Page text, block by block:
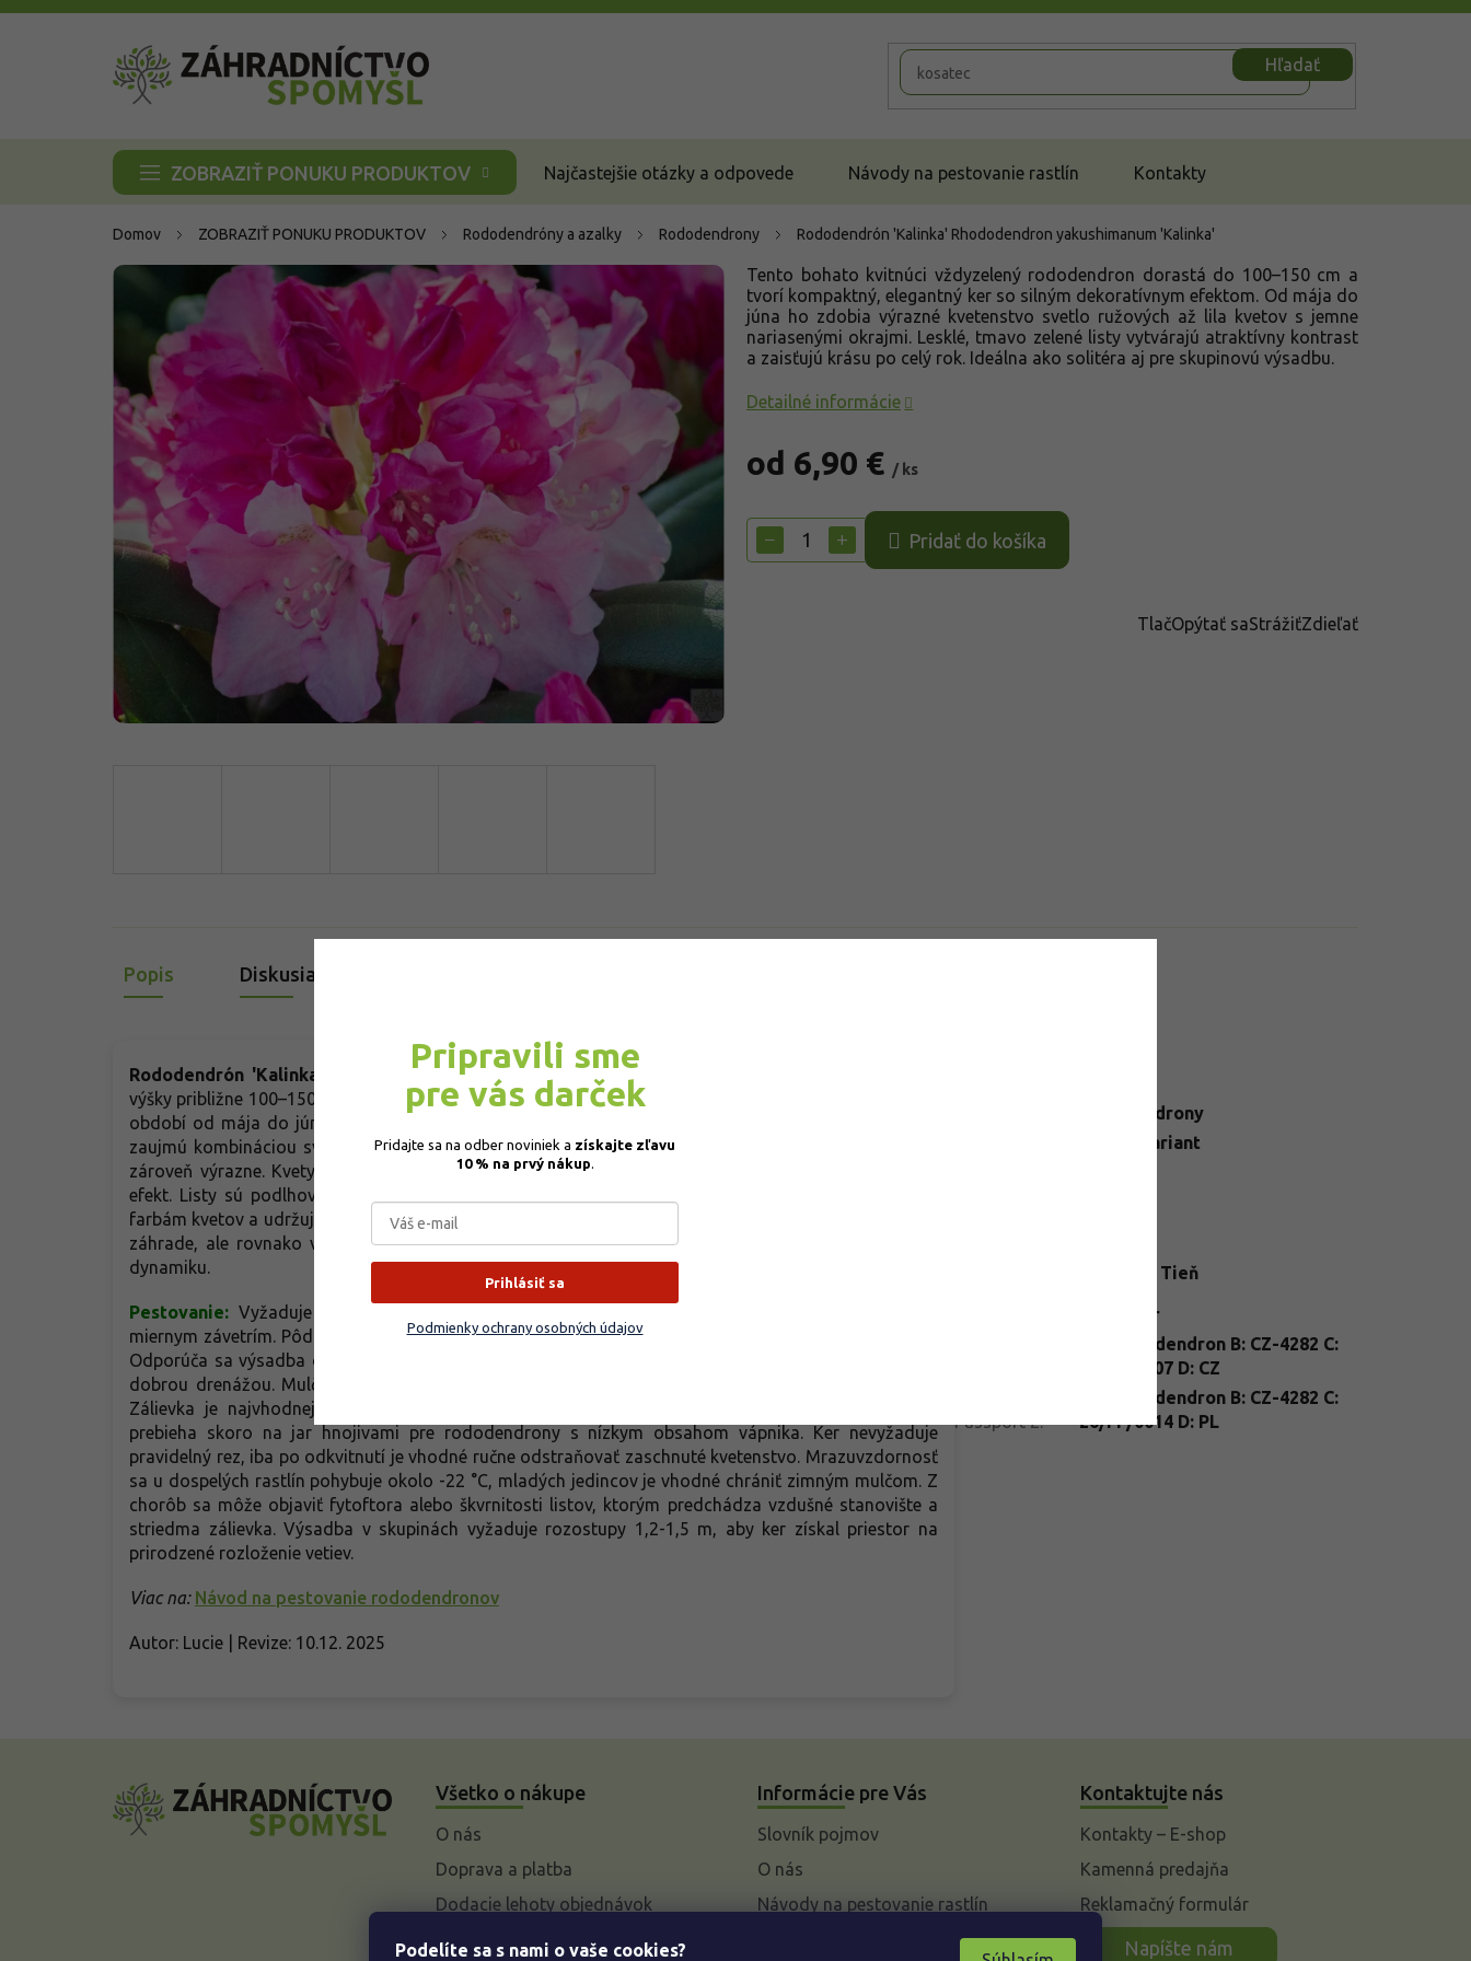
Podelíte sa s nami o vaše cookies?
Prejsť
Hľadať
ZOBRAZIŤ PONUKU PRODUKTOV Najčastejšie otázky a odpovede Návody na pestovanie rastlín Kontakty
Domov ZOBRAZIŤ PONUKU PRODUKTOV Rododendróny a azalky Rododendrony Rododendrón 'Kalinka' Rhododendron yakushimanum 'Kalinka'
od 6,90 € / ks
cena:
+
− Pridať do košíka
Tento bohato kvitnúci vždyzelený rododendron dorastá do 100–150 cm a
tvorí kompaktný, elegantný ker so silným dekoratívnym efektom. Od mája do
júna ho zdobia výrazné kvetenstvo svetlo ružových až lila kvetov s jemne
nariasenými okrajmi. Lesklé, tmavo zelené listy vytvárajú atraktívny kontrast
a zaisťujú krásu po celý rok. Ideálna ako solitéra aj pre skupinovú výsadbu.
Detailné informácie
TlačOpýtať saStrážiťZdieľať
Popis Diskusia
Rododendrón 'Kalinka'
bohato kvitnúci kultivar vždyzeleného rododendronu, ktorý dorastá do
výšky približne 100–150 cm a pri mierne väčšej šírke vytvára kompaktný, nižší ker s pevným hábitom. V
období od mája do júna sa ker zdobí nápadnými, po okrajoch elegantne nariasenými kvetmi, ktoré
zaujmú kombináciou svetlo ružového odtieňa a sýtejších lila tónov vďaka čomu pôsobia jemne, ale
zároveň výrazne. Kvety sa objavujú v bohatých kvetenstvách a dodávajú rastline silný dekoratívny
efekt. Listy sú podlhovasté, kožovité, tmavo zelené a lesklé, takže poskytujú atraktívny kontrast k
farbám kvetov a udržujú ker efektné aj mimo doby kvetu. Veľmi dobre plnia úlohu solitéry v akejkoľvek
záhrade, ale rovnako vhodný je aj pre skupinovú výsadbu kde prináša štruktúru, farbu a sezónnu
dynamiku.
Pestovanie: Vyžaduje polotienisté stanovište s ochranou pred prudkým poludňajším slnkom as
miernym závetrím. Pôda má byť kyslá s pH medzi 4,5 a 5,5, humózna, vzdušná a trvalo mierne vlhká.
Odporúča sa výsadba od marca do októbra do rašelinového alebo špeciálneho kyslého substrátu s
dobrou drenážou. Mulč z borovej kôry udržuje kyslosť aj vlhkosť a chráni plytký koreňový systém.
Zálievka je najvhodnejšia mäkkou vodou, rovnomerne počas sezóny, bez premokrenia. Hnojenie
prebieha skoro na jar hnojivami pre rododendrony s nízkym obsahom vápnika. Ker nevyžaduje
pravidelný rez, iba po odkvitnutí je vhodné ručne odstraňovať zaschnuté kvetenstvo. Mrazuvzdornosť
sa u dospelých rastlín pohybuje okolo -22 °C, mladých jedincov je vhodné chrániť zimným mulčom. Z
chorôb sa môže objaviť fytoftora alebo škvrnitosti listov, ktorým predchádza vzdušné stanovište a
striedma zálievka. Výsadba v skupinách vyžaduje rozostupy 1,2-1,5 m, aby ker získal priestor na
prirodzené rozloženie vetiev.
Viac na: Návod na pestovanie rododendronov
Autor: Lucie | Revize: 10.12. 2025
Rododendrony
Zvoľte variant
Tieň
kontajner
A: Rhododendron B: CZ-4282 C:
25/FP/0007 D: CZ
Passport 2:
A: Rhododendron B: CZ-4282 C:
26/FP/0014 D: PL
Všetko o nákupe
O nás
Doprava a platba
Dodacie lehoty objednávok
Vysvetlivky k parametrom a
Informácie pre Vás
Slovník pojmov
O nás
Návody na pestovanie rastlín
Kontaktujte nás
Kontakty – E-shop
Kamenná predajňa
Reklamačný formulár
Napíšte nám
Pripravili sme
pre vás darček
Pridajte sa na odber noviniek a získajte zľavu
10 % na prvý nákup
Prihlásiť sa
Podmienky ochrany osobných údajov